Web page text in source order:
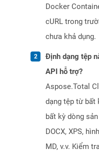
Docker
cURL trong
chưa khả dụng.
Định dạng tệp
API hỗ trợ?
Aspose.Total
dạng tệp từ bất
bất kỳ dòng
DOCX, XPS,
MD, v.v. Kiểm